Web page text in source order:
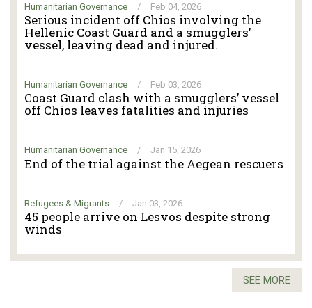
Humanitarian Governance / Feb 04, 2026
Serious incident off Chios involving the
Hellenic Coast Guard and a smugglers’
vessel, leaving dead and injured.
Humanitarian Governance / Feb 03, 2026
Coast Guard clash with a smugglers’ vessel
off Chios leaves fatalities and injuries
Humanitarian Governance / Jan 15, 2026
End of the trial against the Aegean rescuers
Refugees & Migrants / Jan 03, 2026
45 people arrive on Lesvos despite strong
winds
SEE MORE